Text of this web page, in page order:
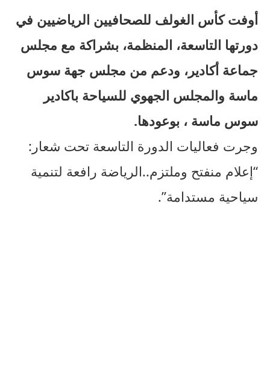
أوفت كأس الغولف للصحافيين الرياضيين في
دورتها التاسعة، المنظمة، بشراكة مع مجلس
جماعة أكادير، ودعم من مجلس جهة سوس
ماسة والمجلس الجهوي للسياحة باكادير
سوس ماسة ، بوعودها.
وجرت فعاليات الدورة التاسعة تحت شعار:
“إعلام منفتح وملتزم..الرياضة رافعة لتنمية
سياحية مستدامة”.